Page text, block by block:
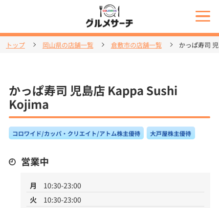
トップ 岡山県の店舗一覧 倉敷市の店舗一覧 かっぱ寿司
かっぱ寿司 児島店 Kappa Sushi
Kojima
コロワイド/カッパ・クリエイト/アトム株主優待 大戸屋株主優待
営業中
月
10:30-23:00
火
10:30-23:00